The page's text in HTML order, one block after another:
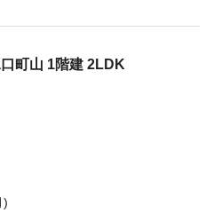
町山 1階建 2LDK
)